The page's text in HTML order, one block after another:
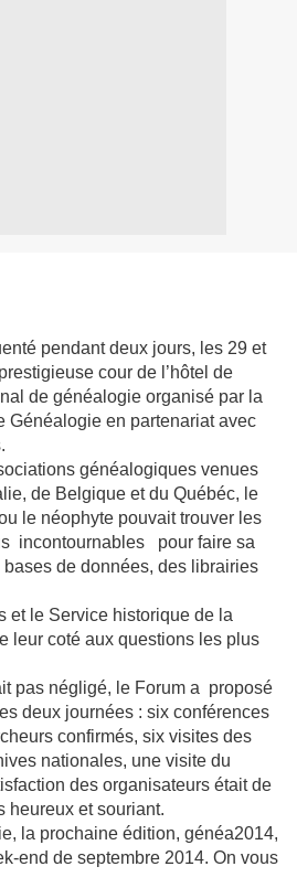
pendant deux jours, les 29 et
cour de l’hôtel de
de généalogie organisé par la
Généalogie en partenariat avec
généalogiques venues
de Belgique et du Québéc, le
le néophyte pouvait trouver les
incontournables pour faire sa
de données, des librairies
et le Service historique de la
leur coté aux questions les plus
pas négligé, le Forum a proposé
deux journées : six conférences
confirmés, six visites des
nationales, une visite du
des organisateurs était de
heureux et souriant.
la prochaine édition, généa2014,
end de septembre 2014. On vous